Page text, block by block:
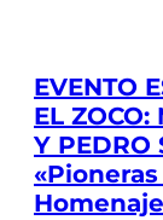
EVENTO
EL ZOCO:
Y